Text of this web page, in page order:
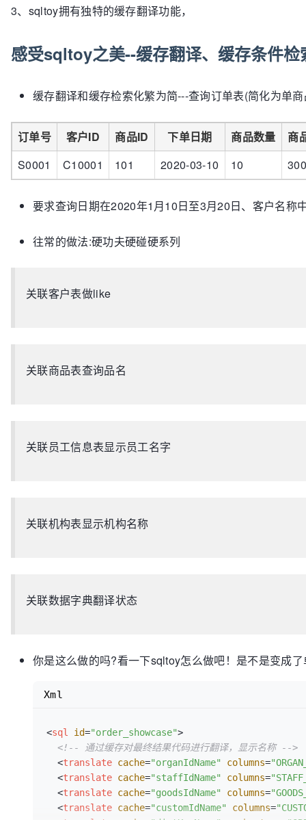
where>
3、sqltoy拥有独特的缓存翻译功能，
感受sqltoy之美--缓存翻译、缓存条件检
缓存翻译和缓存检索化繁为简---查询订单表(简化为单
订单号 客户ID 商品ID 下单日期 商品数量
商
S0001
C10001 101 2020-03-10 10
要求查询日期在2020年1月10日至3月20日、客户名称
往常的做法:硬功夫硬碰硬系列
关联客户表做like
关联商品表查询品名
关联员工信息表显示员工名字
关联机构表显示机构名称
关联数据字典翻译状态
你是这么做的吗?看一下sqltoy怎么做吧！是不是变成
<sql id="order_showcase">
<!-- 通过缓存对最终结果代码进行翻译，显示名称 -->
<translate cache="organIdName" columns=
<translate cache="staffIdName" columns=
<translate cache="goodsIdName" columns=
<translate cache="customIdName" columns=
Xml